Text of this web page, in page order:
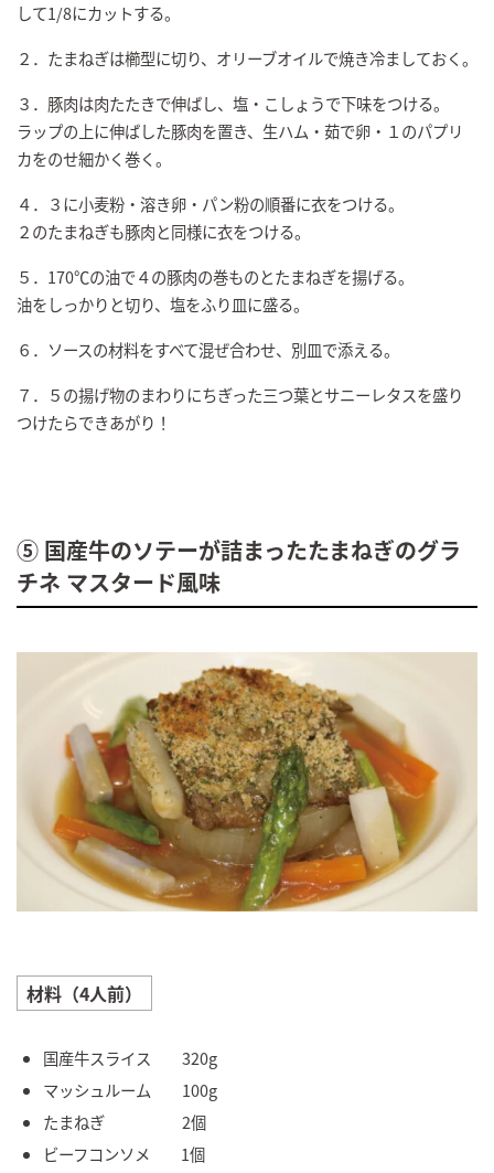
して1/8にカットする。
２．たまねぎは櫛型に切り、オリーブオイルで焼き冷ましておく。
３．豚肉は肉たたきで伸ばし、塩・こしょうで下味をつける。
ラップの上に伸ばした豚肉を置き、生ハム・茹で卵・１のパプリ
カをのせ細かく巻く。
４．３に小麦粉・溶き卵・パン粉の順番に衣をつける。
２のたまねぎも豚肉と同様に衣をつける。
５．170℃の油で４の豚肉の巻ものとたまねぎを揚げる。
油をしっかりと切り、塩をふり皿に盛る。
６．ソースの材料をすべて混ぜ合わせ、別皿で添える。
７．５の揚げ物のまわりにちぎった三つ葉とサニーレタスを盛り
つけたらできあがり！
⑤ 国産牛のソテーが詰まったたまねぎのグラ
チネ マスタード風味
材料（4人前）
国産牛スライス 320g
マッシュルーム 100g
たまねぎ 2個
ビーフコンソメ 1個